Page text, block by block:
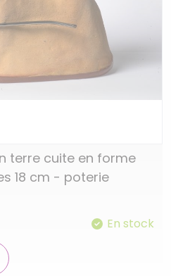
terre cuite en forme
18 cm - poterie
En stock